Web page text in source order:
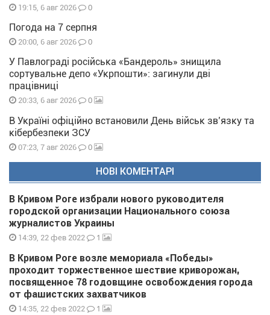
19:15, 6 авг 2026 0
Погода на 7 серпня
20:00, 6 авг 2026 0
У Павлограді російська «Бандероль» знищила
сортувальне депо «Укрпошти»: загинули дві
працівниці
20:33, 6 авг 2026 0
В Україні офіційно встановили День військ зв’язку та
кібербезпеки ЗСУ
07:23, 7 авг 2026 0
НОВІ КОМЕНТАРІ
В Кривом Роге избрали нового руководителя
городской организации Национального союза
журналистов Украины
14:39, 22 фев 2022 1
В Кривом Роге возле мемориала «Победы»
проходит торжественное шествие криворожан,
посвященное 78 годовщине освобождения города
от фашистских захватчиков
14:35, 22 фев 2022 1